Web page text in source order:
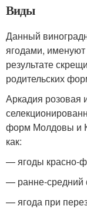
Виды
Данный
ягодами,
результате
родительских
Аркадия
форм Молдовы и
как:
— ягоды красно-
— ранне-средний
— ягода при